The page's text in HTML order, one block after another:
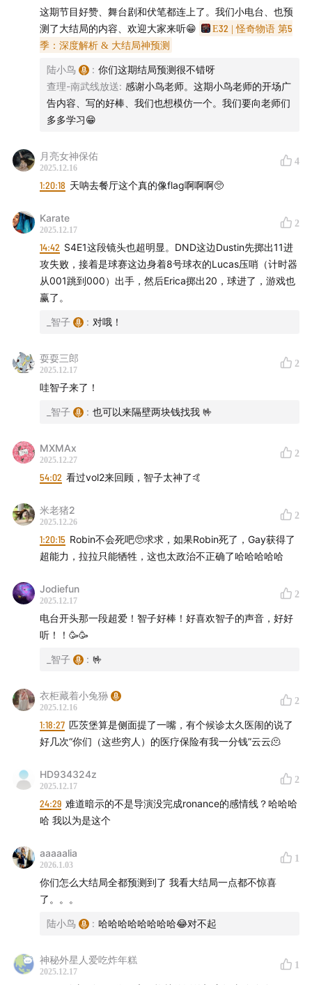
阿k的501-504故事回望
13:35 501: The Crawl
502: The Vanishing of Holly Wheeler
19:16 503: The Turnbow Trap
504: Sorcerer
的故事
这期节目好赞、舞台剧和伏笔都连上了。我们小电台、也预
测了大结局的内容、欢迎大家来听😁
E32 | 怪奇物语 第5
季：深度解析 & 大结局神预测
陆小鸟 : 你们这期结局预测很不错呀
查理-南武线放送: 感谢小鸟老师。这期小鸟老师的开场广
告内容、写的好棒、我们也想模仿一个。我们要向老师们
多多学习😁
月亮女神保佑
2025.12.16
4
1:20:18 天呐去餐厅这个真的像flag啊啊啊🥺
Karate
2025.12.17
2
14:42 S4E1这段镜头也超明显。DND这边Dustin先掷出11进
攻失败，接着是球赛这边身着8号球衣的Lucas压哨（计时器
从001跳到000）出手，然后Erica掷出20，球进了，游戏也
赢了。
_智子 : 对哦！
耍耍三郎
2025.12.17
2
哇智子来了！
_智子 : 也可以来隔壁两块钱找我 🤟
MXMAx
2025.12.27
2
54:02 看过vol2来回顾，智子太神了🤙
米老猪2
2025.12.26
2
1:20:15
超能力，拉拉只能牺牲，这也太政治不正确了哈哈哈哈哈
Jodiefun
2025.12.17
2
电台开头那一段超爱！智子好棒！好喜欢智子的声音，好好
听！！🥳🥳
_智子 : 🤟
衣柜藏着小兔狲
2025.12.16
2
1:18:27 匹茨堡算是侧面提了一嘴，有个候诊太久医闹的说了
好几次“你们（这些穷人）的医疗保险有我一分钱”云云🫠
HD934324z
2025.12.17
2
24:29 难道暗示的不是导演没完成ronance的感情线？哈哈哈
哈 我以为是这个
aaaaalia
2026.1.03
1
你们怎么大结局全都预测到了 我看大结局一点都不惊喜
了。。。
陆小鸟 : 哈哈哈哈哈哈哈哈😂对不起
神秘外星人爱吃炸年糕
2025.12.17
1